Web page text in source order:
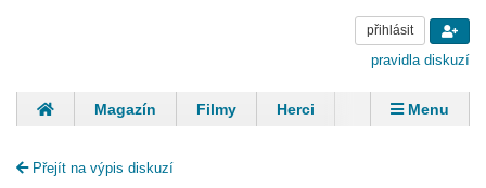
přihlásit
pravidla diskuzí
Magazín Filmy Herci
Zpěváci
Panovníci
Finančníci
Menu
Přejít na výpis diskuzí